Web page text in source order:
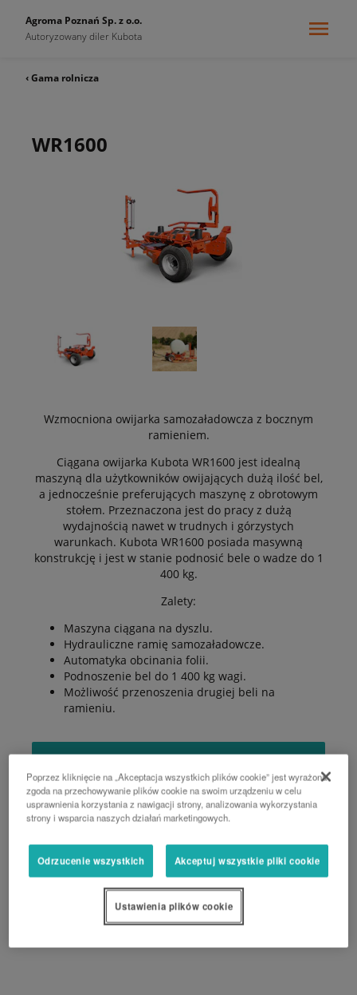
Agroma Poznań Sp. z o.o.
Autoryzowany diler Kubota
‹ Gama rolnicza
WR1600
Wzmocniona owijarka samozaładowcza z bocznym
ramieniem.
Ciągana owijarka Kubota WR1600 jest idealną
maszyną dla użytkowników owijających dużą ilość bel,
a jednocześnie preferujących maszynę z obrotowym
stołem. Przeznaczona jest do pracy z dużą
wydajnością nawet w trudnych i górzystych
warunkach. Kubota WR1600 posiada masywną
konstrukcję i jest w stanie podnosić bele o wadze do 1
400 kg.
Zalety:
Maszyna ciągana na dyszlu.
Hydrauliczne ramię samozaładowcze.
Automatyka obcinania folii.
Podnoszenie bel do 1 400 kg wagi.
Możliwość przenoszenia drugiej beli na
ramieniu.
Poprzez kliknięcie na „Akceptacja wszystkich plików cookie” jest wyrażona
zgoda na przechowywanie plików cookie na swoim urządzeniu w celu
usprawnienia korzystania z nawigacji strony, analizowania wykorzystania
strony i wsparcia naszych działań marketingowych.
Odrzucenie wszystkich Akceptuj wszystkie pliki cookie
Ustawienia plików cookie